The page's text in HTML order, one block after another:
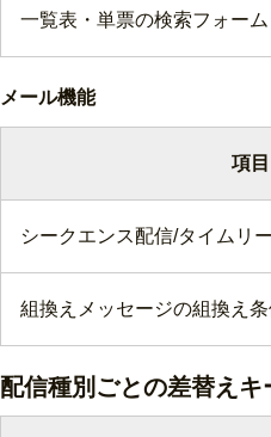
一覧表・単票の検索フォーム
メール機能
項目
シークエンス配信/タイムリ
組換えメッセージの組換え
配信種別ごとの差替え